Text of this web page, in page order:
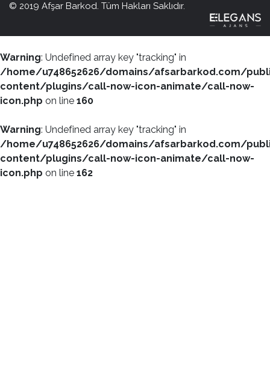
© 2019 Afşar Barkod. Tüm Hakları Saklıdır.
Warning: Undefined array key "tracking" in
/home/u748652626/domains/afsarbarkod.com/
content/plugins/call-now-icon-animate/call-now-
icon.php on line 160
Warning: Undefined array key "tracking" in
/home/u748652626/domains/afsarbarkod.com/
content/plugins/call-now-icon-animate/call-now-
icon.php on line 162